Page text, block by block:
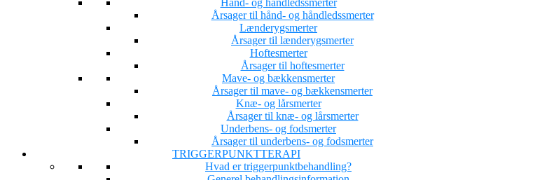
Hånd- og håndledssmerter
Årsager til hånd- og håndledssmerter
Lænderygsmerter
Årsager til lænderygsmerter
Hoftesmerter
Årsager til hoftesmerter
Mave- og bækkensmerter
Årsager til mave- og bækkensmerter
Knæ- og lårsmerter
Årsager til knæ- og lårsmerter
Underbens- og fodsmerter
Årsager til underbens- og fodsmerter
TRIGGERPUNKTTERAPI
Hvad er triggerpunktbehandling?